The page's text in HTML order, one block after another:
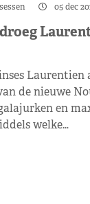
05 dec
Laurentien
de nieuwe
en
welke…